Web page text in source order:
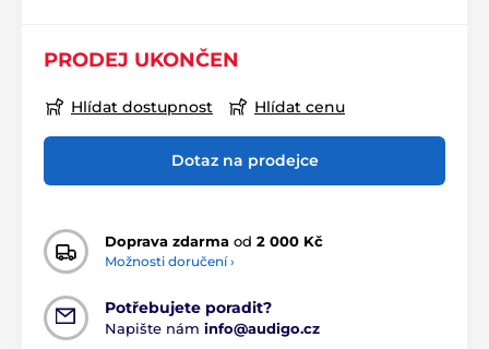
PRODEJ UKONČEN
Hlídat dostupnost Hlídat cenu
Dotaz na prodejce
Doprava zdarma od 2 000 Kč
Možnosti doručení ›
Potřebujete poradit?
Napište nám info@audigo.cz